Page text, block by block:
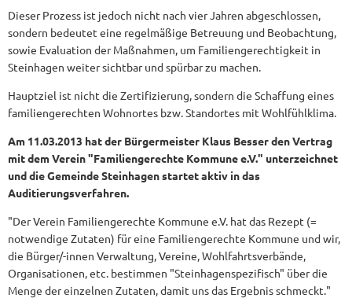
Dieser Prozess ist jedoch nicht nach vier Jahren abgeschlossen,
sondern bedeutet eine regelmäßige Betreuung und Beobachtung,
sowie Evaluation der Maßnahmen, um Familiengerechtigkeit in
Steinhagen weiter sichtbar und spürbar zu machen.
Hauptziel ist nicht die Zertifizierung, sondern die Schaffung eines
familiengerechten Wohnortes bzw. Standortes mit Wohlfühlklima.
Am 11.03.2013 hat der Bürgermeister Klaus Besser den Vertrag
mit dem Verein "Familiengerechte Kommune e.V." unterzeichnet
und die Gemeinde Steinhagen startet aktiv in das
Auditierungsverfahren.
"Der Verein Familiengerechte Kommune e.V. hat das Rezept (=
notwendige Zutaten) für eine Familiengerechte Kommune und wir,
die Bürger/-innen Verwaltung, Vereine, Wohlfahrtsverbände,
Organisationen, etc. bestimmen "Steinhagenspezifisch" über die
Menge der einzelnen Zutaten, damit uns das Ergebnis schmeckt."